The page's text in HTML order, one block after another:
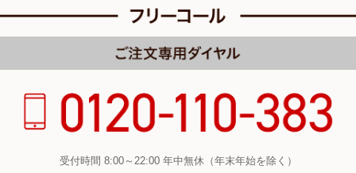
受付時間 8:00～22:00 年中無休（年末年始を除く）